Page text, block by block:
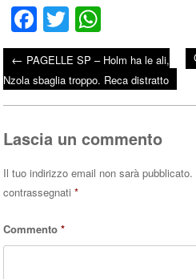
Fa
ce
bo
ok
T
wi
tte
r
ha
ts
A
Post navigation
← PAGELLE SP – Holm ha le ali,
Nzola sbaglia troppo. Reca distratto
Lascia un commento
Il tuo indirizzo email non sarà pubblicato.
contrassegnati*
Commento*